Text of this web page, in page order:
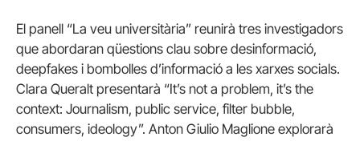
El panell “La veu universitària” reunirà tres investigadors
que abordaran qüestions clau sobre desinformació,
deepfakes i bombolles d’informació a les xarxes socials.
Clara Queralt presentarà “It’s not a problem, it’s the
context: Journalism, public service, filter bubble,
consumers, ideology”. Anton Giulio Maglione explorarà